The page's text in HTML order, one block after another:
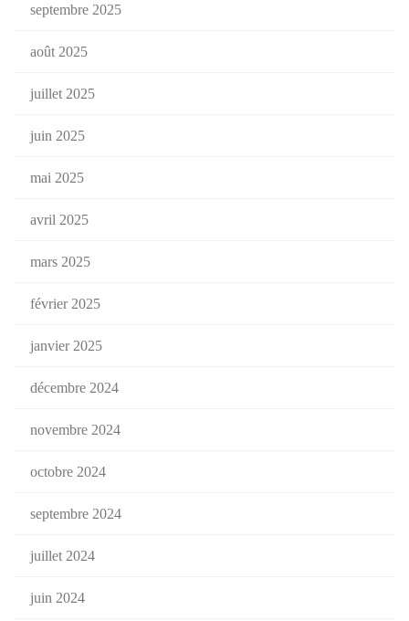
septembre 2025
août 2025
juillet 2025
juin 2025
mai 2025
avril 2025
mars 2025
février 2025
janvier 2025
décembre 2024
novembre 2024
octobre 2024
septembre 2024
juillet 2024
juin 2024